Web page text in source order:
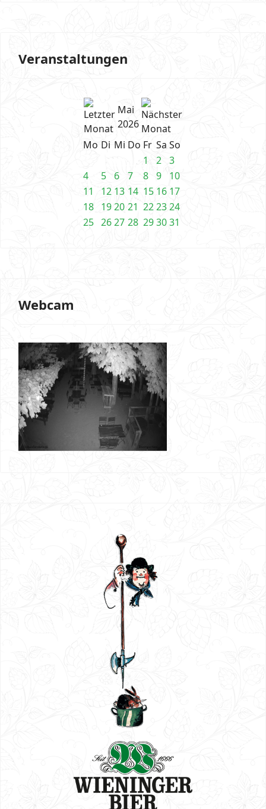
Veranstaltungen
Mai
2026
Mo Di Mi Do Fr Sa So
1
2 3
4
5 6 7 8 9
10
11
12 13 14 15 16 17
18 1920 21 222324
25 2627 28 293031
Webcam